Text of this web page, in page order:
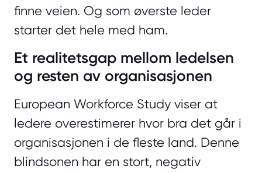
finne veien. Og som øverste leder
starter det hele med ham.
Et realitetsgap mellom ledelsen
og resten av organisasjonen
European Workforce Study viser at
ledere overestimerer hvor bra det går i
organisasjonen i de fleste land. Denne
blindsonen har en stort, negativ